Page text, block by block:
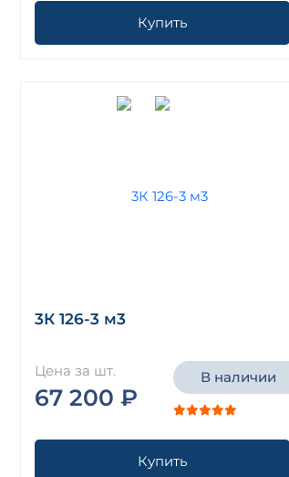
Купить
3К 126-3 м3
Цена за шт.
67 200 ₽
В наличии
Купить